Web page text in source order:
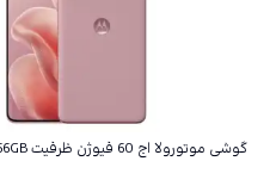
گوشی موتورولا اج 60 فیوژن ظرفیت 256GB رم 12GB